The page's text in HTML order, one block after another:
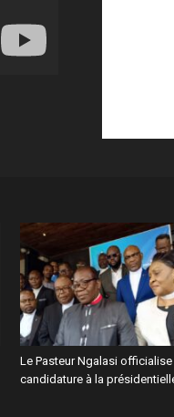
Le Pasteur Ngalasi officialise
candidature à la